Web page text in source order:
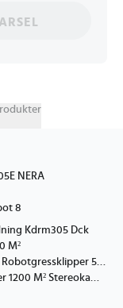
NERA
8
Kdrm305 Dck
M²